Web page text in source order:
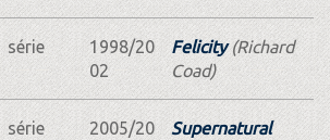
série
1998/20
02
Felicity(Richard
Coad)
série
2005/20
Supernatural